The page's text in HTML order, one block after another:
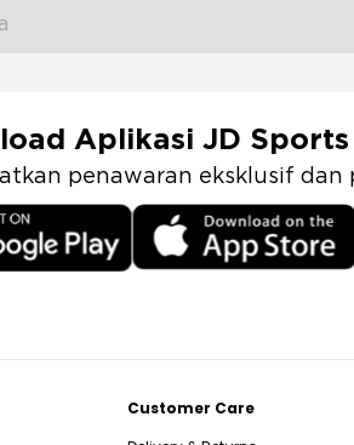
Aplikasi JD Sports
penawaran eksklusif
Customer Care